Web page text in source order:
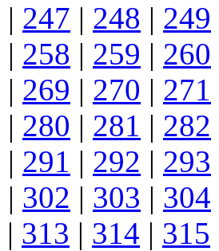
| 247 | 248 | 249
| 258 | 259 | 260
| 269 | 270 | 271
| 280 | 281 | 282
| 291 | 292 | 293
| 302 | 303 | 304
| 313 | 314 | 315